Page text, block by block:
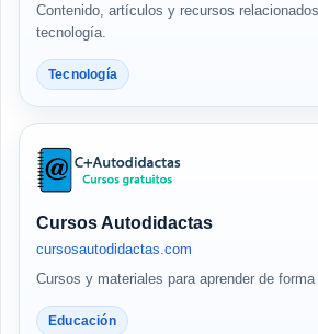
Contenido, artículos y recursos
tecnología.
Tecnología
Cursos Autodidactas
cursosautodidactas.com
Cursos y materiales para aprender de
Educación